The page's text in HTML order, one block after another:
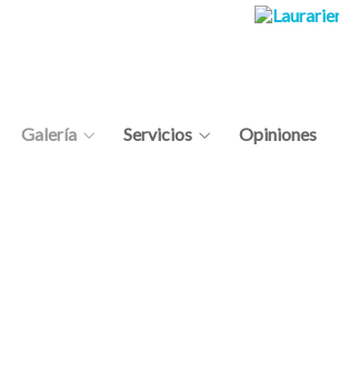
Galería Servicios Opiniones